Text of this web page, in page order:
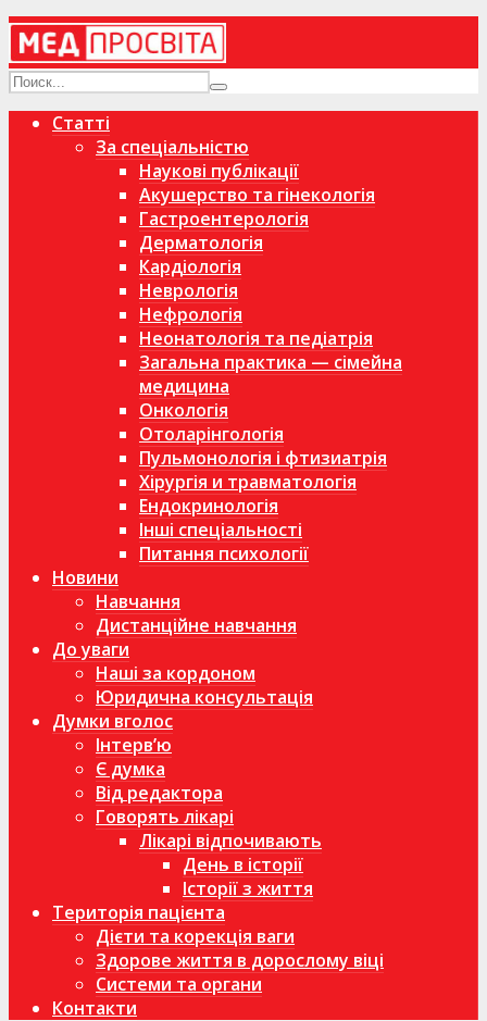
Статті
За спеціальністю
Наукові публікації
Акушерство та гінекологія
Гастроентерологія
Дерматологія
Кардіологія
Неврологія
Нефрологія
Неонатологія та педіатрія
Загальна практика — сімейна
медицина
Онкологія
Отоларінгологія
Пульмонологія і фтизиатрія
Хірургія и травматологія
Ендокринологія
Інші спеціальності
Питання психології
Новини
Навчання
Дистанційне навчання
До уваги
Наші за кордоном
Юридична консультація
Думки вголос
Інтерв’ю
Є думка
Від редактора
Говорять лікарі
Лікарі відпочивають
День в історії
Історії з життя
Територія пацієнта
Дієти та корекція ваги
Здорове життя в дорослому віці
Системи та органи
Контакти